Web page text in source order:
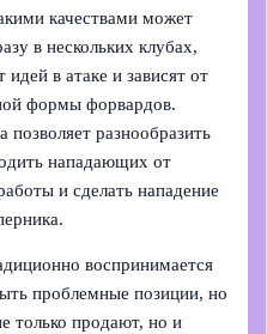
качествами может
в нескольких клубах,
в атаке и зависят от
формы форвардов.
позволяет разнообразить
нападающих от
и сделать нападение
воспринимается
проблемные позиции, но
только продают, но и